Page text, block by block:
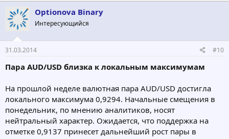
Optionova Binary
Интересующийся
31.03.2014 #10
Пара AUD/USD близка к локальным максимумам
На прошлой неделе валютная пара AUD/USD достигла
локального максимума 0,9294. Начальные смещения в
понедельник, по мнению аналитиков, носят
нейтральный характер. Ожидается, что поддержка на
отметке 0,9137 принесет дальнейший рост пары в